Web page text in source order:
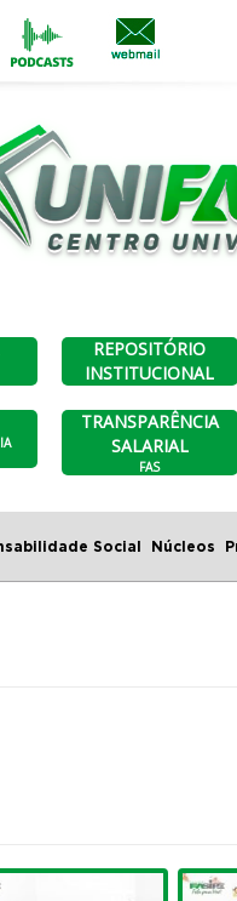
UNIFASIPE
REPOSITÓRIO
INSTITUCIONAL
TRANSPARÊNCIA
SALARIAL
FAS
CONSULTA
Social Núcleos